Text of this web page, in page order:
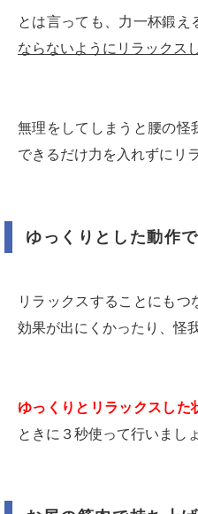
とは言っても、力一杯鍛え
ならないようにリラックス
無理をしてしまうと腰の怪
できるだけ力を入れずにリ
ゆっくりとした動作
リラックスすることにもつ
効果が出にくかったり、怪
ゆっくりとリラックスした
ときに３秒使って行いまし